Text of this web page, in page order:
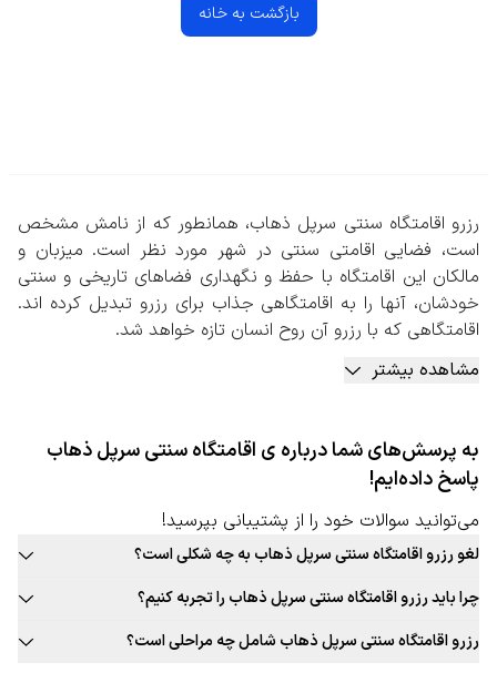
بازگشت به خانه
رزرو اقامتگاه سنتی سرپل ذهاب، همانطور که از نامش مشخص
است، فضایی اقامتی سنتی در شهر مورد نظر است. میزبان و
مالکان این اقامتگاه با حفظ و نگهداری فضاهای تاریخی و سنتی
خودشان، آنها را به اقامتگاهی جذاب برای رزرو تبدیل کرده اند.
اقامتگاهی که با رزرو آن روح انسان تازه خواهد شد.
این اقامتگاه های سنتی به طور معمول در شهرهای باستانی و
تاریخی ایران بیشتر یافت می شوند.
فراهم شده است. علاوه بر این موضوع، اقامتگاه‌های سنتی معمولا
فضای بیشتر و بزرگتری را نسبت به اتاق‌های یک هتل زنجیره‌ای
در اختیار شما مهمان قرار خواهند داد. این امر می‌تواند برای
افرادی که تمایل دارند تا به صورت خانوادگی یا با تعداد بالا سفر
کنند، بسیار مطلوب واقع شود.
رزرو اقامتگاه سنتی سرپل ذهاب، هم یکی از همین تجربه های
اصیل و ناب است. شهر مذکور به دلیل پیشینه تاریخی خود
شود.
مشاهده بیشتر
به پرسش‌های شما درباره ی اقامتگاه سنتی سرپل ذهاب
پاسخ داده‌ایم!
می‌توانید سوالات خود را از پشتیبانی بپرسید!
لغو رزرو اقامتگاه سنتی سرپل ذهاب به چه شکلی است؟
قوانین لغو رزرو اقامتگاه سنتی این شهر به صورت ثابت برای تمامی اقامتگاه
سنتی قابل ارائه نیست. حتما در زمان رزرو اقامتگاه سنتی مورد نظر خود به
قوانین لغو توجه کنید.
چرا باید رزرو اقامتگاه سنتی سرپل ذهاب را تجربه کنیم؟
بافت سنتی و جذاب این شهر، غذاهای محلی و بومی جذاب، فرهنگ غنی،
تجربه‌های جذاب و به یادماندنی اقامت در اقامتگاه سنتی این شهر و …
رزرو اقامتگاه سنتی سرپل ذهاب شامل چه مراحلی است؟